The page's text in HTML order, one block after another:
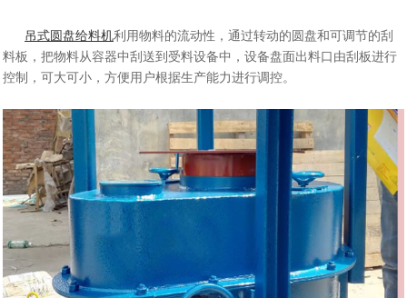
吊式圆盘给料机利用物料的流动性，通过转动的圆盘和可调节的刮
料板，把物料从容器中刮送到受料设备中，设备盘面出料口由刮板进行
控制，可大可小，方便用户根据生产能力进行调控。